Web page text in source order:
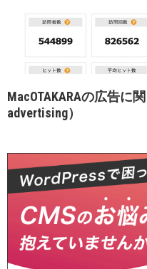
MacOTAKARAの広告に
advertising）